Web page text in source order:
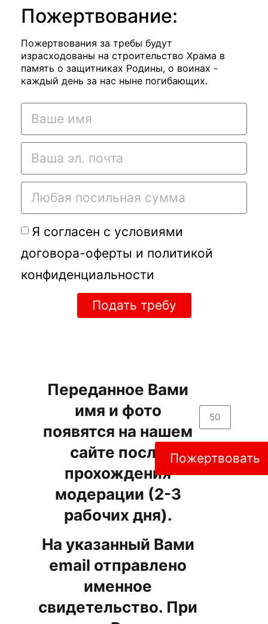
Пожертвование:
Пожертвования за требы будут
израсходованы на строительство Храма в
память о защитниках Родины, о воинах -
каждый день за нас ныне погибающих.
Я согласен с условиями
договора-оферты и политикой
конфиденциальности
Подать требу
Переданное Вами
имя и фото
появятся на нашем
сайте после
прохождения
модерации (2-3
рабочих дня).
На указанный Вами
email отправлено
именное
свидетельство. При
Пожертвовать